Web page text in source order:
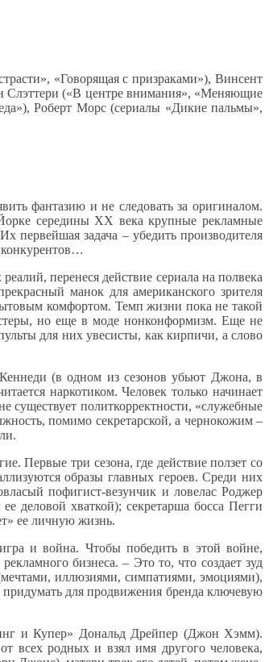
«Говорящая с призраками»), Винсент
Слэттери («В центре внимания», «Меняющие
Роберт Морс (сериалы «Дикие пальмы»,
фантазию и не следовать за оригиналом.
середины ХХ века крупные рекламные
первейшая задача – убедить производителя
перенеся действие сериала на полвека
манок для американского зрителя
комфортом. Темп жизни пока не такой
но еще в моде нонконформизм. Еще не
для них увесисты, как кирпичи, а слово
(в одном из сезонов убьют Джона, в
наркотиком. Человек только начинает
существует политкорректности, «служебные
помимо секретарской, а чернокожим –
Первые три сезона, где действие ползет со
образы главных героев. Среди них
пофигист-везунчик и ловелас Роджер
деловой хваткой); секретарша босса Пегги
ее личную жизнь.
и война. Чтобы победить в этой войне,
бизнеса. – Это то, что создает зуд
иллюзиями, симпатиями, эмоциями),
для продвижения бренда ключевую
и Купер» Дональд Дрейпер (Джон Хэмм).
всех родных и взял имя другого человека,